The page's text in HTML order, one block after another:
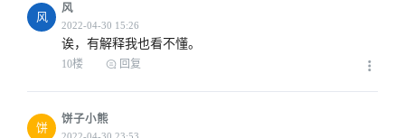
2022-04-30 06:32
风
风
诶，有解释我也看不懂。
10楼 回复
饼
饼子小熊